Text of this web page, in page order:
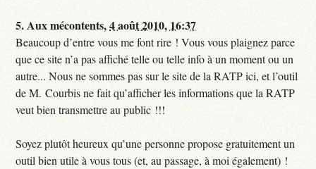
5.Aux mécontents,4 août 2010, 16:37
Beaucoup d’entre vous me font rire ! Vous vous plaignez parce
que ce site n’a pas affiché telle ou telle info à un moment ou un
autre... Nous ne sommes pas sur le site de la RATP ici, et l’outil
de M. Courbis ne fait qu’afficher les informations que la RATP
veut bien transmettre au public !!!
Soyez plutôt heureux qu’une personne propose gratuitement un
outil bien utile à vous tous (et, au passage, à moi également) !